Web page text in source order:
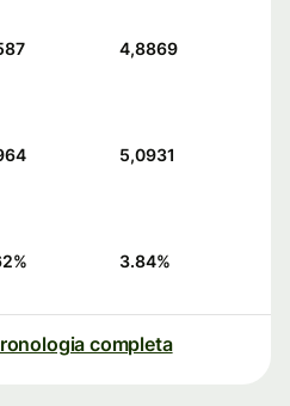
4,8869
5,0931
% 3.84%
completa